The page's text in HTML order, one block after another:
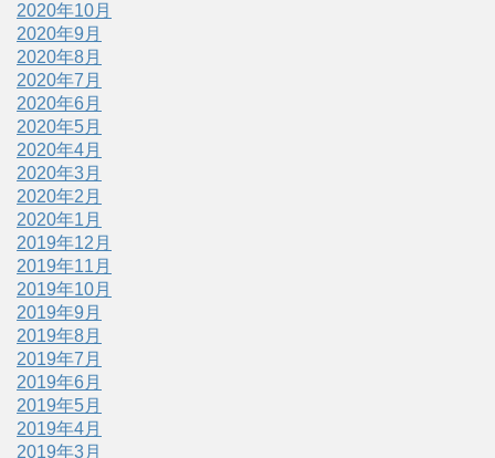
2020年10月
2020年9月
2020年8月
2020年7月
2020年6月
2020年5月
2020年4月
2020年3月
2020年2月
2020年1月
2019年12月
2019年11月
2019年10月
2019年9月
2019年8月
2019年7月
2019年6月
2019年5月
2019年4月
2019年3月